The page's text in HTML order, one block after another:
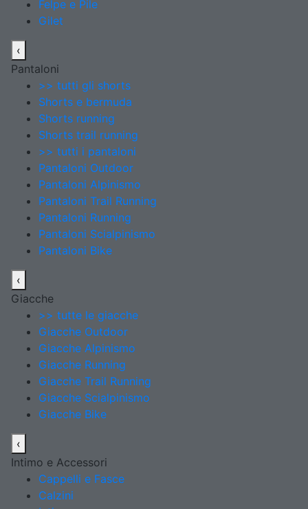
Felpe e Pile
Gilet
‹
Pantaloni
>> tutti gli shorts
Shorts e bermuda
Shorts running
Shorts trail running
>> tutti i pantaloni
Pantaloni Outdoor
Pantaloni Alpinismo
Pantaloni Trail Running
Pantaloni Running
Pantaloni Scialpinismo
Pantaloni Bike
‹
Giacche
>> tutte le giacche
Giacche Outdoor
Giacche Alpinismo
Giacche Running
Giacche Trail Running
Giacche Scialpinismo
Giacche Bike
‹
Intimo e Accessori
Cappelli e Fasce
Calzini